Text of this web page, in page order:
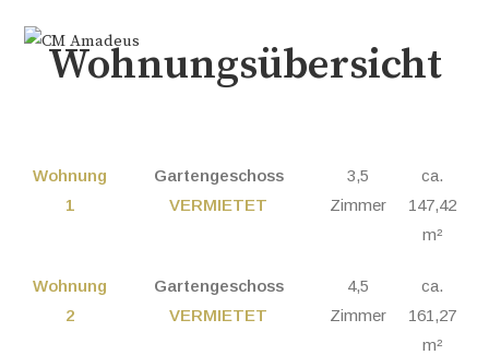
Wohnungsübersicht
Wohnung
1
Gartengeschoss
VERMIETET
3,5
Zimmer
ca.
147,42
m²
Wohnung
2
Gartengeschoss
VERMIETET
4,5
Zimmer
ca.
161,27
m²